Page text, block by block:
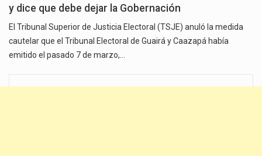
y dice que debe dejar la Gobernación
El Tribunal Superior de Justicia Electoral (TSJE) anuló la medida
cautelar que el Tribunal Electoral de Guairá y Caazapá había
emitido el pasado 7 de marzo,…